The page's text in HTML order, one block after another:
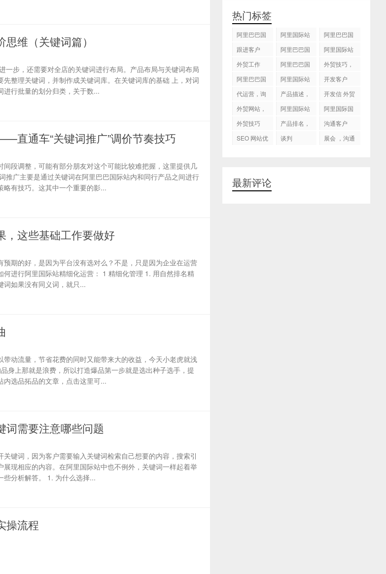
维（关键词篇）
一步，还需要对全店的关键词进行布局。产品布局与关键词布局
整理关键词，并制作成关键词库。在关键词库的基础 上，对词
行批量的划分归类，关于数...
直通车“关键词推广”调价节奏技巧
段调整，可能有部分朋友对这个可能比较难把握，这里提供几
推广主要是通过关键词在阿里巴巴国际站内和同行产品之间进行
有技巧。这其中一个重要的影...
，这些基础工作要做好
期的好，是因为平台没有选对么？不是，只是因为企业在运营
进行阿里国际站精细化运营： 1 精细化管理 1. 用自然排名精
词如果没有同义词，就只...
动流量，节省花费的同时又能带来大的收益，今天小老虎就浅
身上那就是浪费，所以打造爆品第一步就是选出种子选手，提
选品拓品的文章，点击这里可...
词需要注意哪些问题
键词，因为客户需要输入关键词检索自己想要的内容，搜索引
现相应的内容。在阿里国际站中也不例外，关键词一样起着举
些分析解答。 1. 为什么选择...
操流程
热门标签
阿里巴巴国
阿里国际站
国际站托管
服务，阿里
服务
阿里巴巴国
跟进客户
阿里巴巴国
阿里国际站
外贸工作
阿里巴巴国
作
外贸技巧，
阿里巴巴国
化
阿里国际站
开发客户
代运营，询
产品描述，
开发信 外贸
外贸网站，
阿里国际站
阿里国际国
外贸技巧
产品排名，
沟通客户
SEO 网站优
谈判
展会 ，沟通
最新评论